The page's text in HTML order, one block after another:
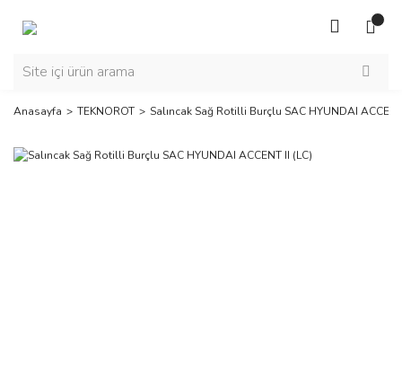
Anasayfa TEKNOROT Salıncak Sağ Rotilli Burçlu SAC HYUNDAI